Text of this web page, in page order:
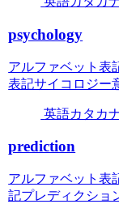
psychology
アルファベット表
表記サイコロジー
英語カタカ
prediction
アルファベット表
記プレディクショ